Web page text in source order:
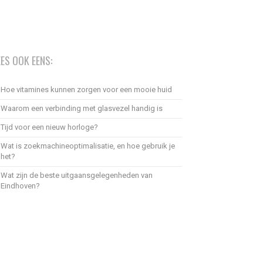
OOK EENS:
Hoe vitamines kunnen zorgen voor een mooie huid
Waarom een verbinding met glasvezel handig is
Tijd voor een nieuw horloge?
Wat is zoekmachineoptimalisatie, en hoe gebruik je
het?
Wat zijn de beste uitgaansgelegenheden van
Eindhoven?